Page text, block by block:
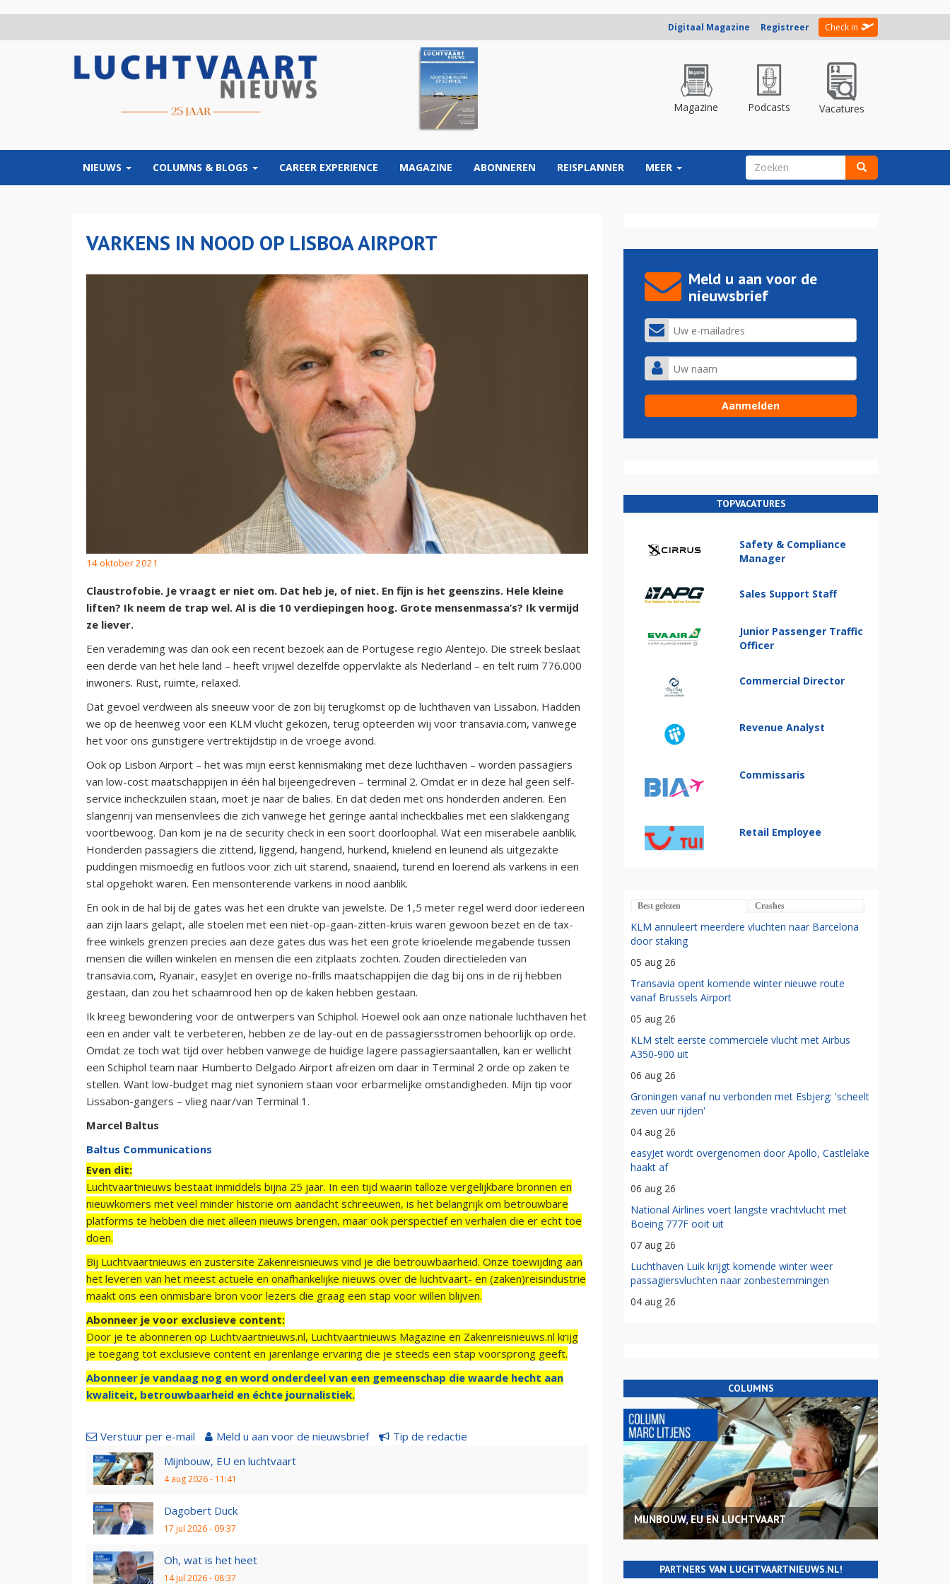
Digitaal Magazine Registreer Check in
Magazine Podcasts Vacatures
NIEUWS COLUMNS & BLOGS CAREER EXPERIENCE MAGAZINE ABONNEREN REISPLANNER MEER ZOEKVELD
VARKENS IN NOOD OP LISBOA AIRPORT
14 oktober 2021
Claustrofobie. Je vraagt er niet om. Dat heb je, of niet. En fijn is het geenszins. Hele kleine
liften? Ik neem de trap wel. Al is die 10 verdiepingen hoog. Grote mensenmassa’s? Ik vermijd
ze liever.
Een verademing was dan ook een recent bezoek aan de Portugese regio Alentejo. Die streek beslaat
een derde van het hele land – heeft vrijwel dezelfde oppervlakte als Nederland – en telt ruim 776.000
inwoners. Rust, ruimte, relaxed.
Dat gevoel verdween als sneeuw voor de zon bij terugkomst op de luchthaven van Lissabon. Hadden
we op de heenweg voor een KLM vlucht gekozen, terug opteerden wij voor transavia.com, vanwege
het voor ons gunstigere vertrektijdstip in de vroege avond.
Ook op Lisbon Airport – het was mijn eerst kennismaking met deze luchthaven – worden passagiers
van low-cost maatschappijen in één hal bijeengedreven – terminal 2. Omdat er in deze hal geen self-
service incheckzuilen staan, moet je naar de balies. En dat deden met ons honderden anderen. Een
slangenrij van mensenvlees die zich vanwege het geringe aantal incheckbalies met een slakkengang
voortbewoog. Dan kom je na de security check in een soort doorloophal. Wat een miserabele aanblik.
Honderden passagiers die zittend, liggend, hangend, hurkend, knielend en leunend als uitgezakte
puddingen mismoedig en futloos voor zich uit starend, snaaiend, turend en loerend als varkens in een
stal opgehokt waren. Een mensonterende varkens in nood aanblik.
En ook in de hal bij de gates was het een drukte van jewelste. De 1,5 meter regel werd door iedereen
aan zijn laars gelapt, alle stoelen met een niet-op-gaan-zitten-kruis waren gewoon bezet en de tax-
free winkels grenzen precies aan deze gates dus was het een grote krioelende megabende tussen
mensen die willen winkelen en mensen die een zitplaats zochten. Zouden directieleden van
transavia.com, Ryanair, easyJet en overige no-frills maatschappijen die dag bij ons in de rij hebben
gestaan, dan zou het schaamrood hen op de kaken hebben gestaan.
Ik kreeg bewondering voor de ontwerpers van Schiphol. Hoewel ook aan onze nationale luchthaven het
een en ander valt te verbeteren, hebben ze de lay-out en de passagiersstromen behoorlijk op orde.
Omdat ze toch wat tijd over hebben vanwege de huidige lagere passagiersaantallen, kan er wellicht
een Schiphol team naar Humberto Delgado Airport afreizen om daar in Terminal 2 orde op zaken te
stellen. Want low-budget mag niet synoniem staan voor erbarmelijke omstandigheden. Mijn tip voor
Lissabon-gangers – vlieg naar/van Terminal 1.
Marcel Baltus
Baltus Communications
Even dit:
Luchtvaartnieuws bestaat inmiddels bijna 25 jaar. In een tijd waarin talloze vergelijkbare bronnen en
nieuwkomers met veel minder historie om aandacht schreeuwen, is het belangrijk om betrouwbare
platforms te hebben die niet alleen nieuws brengen, maar ook perspectief en verhalen die er echt toe
doen.
Bij Luchtvaartnieuws en zustersite Zakenreisnieuws vind je die betrouwbaarheid. Onze toewijding aan
het leveren van het meest actuele en onafhankelijke nieuws over de luchtvaart- en (zaken)reisindustrie
maakt ons een onmisbare bron voor lezers die graag een stap voor willen blijven.
Abonneer je voor exclusieve content:
Door je te abonneren op Luchtvaartnieuws.nl, Luchtvaartnieuws Magazine en Zakenreisnieuws.nl krijg
je toegang tot exclusieve content en jarenlange ervaring die je steeds een stap voorsprong geeft.
Abonneer je vandaag nog en word onderdeel van een gemeenschap die waarde hecht aan
kwaliteit, betrouwbaarheid en échte journalistiek.
Verstuur per e-mail Meld u aan voor de nieuwsbrief
Tip de redactie
Mijnbouw, EU en luchtvaart
4 aug 2026 - 11:41
Dagobert Duck
17 jul 2026 - 09:37
Oh, wat is het heet
14 jul 2026 - 08:37
Meld u aan voor de
nieuwsbrief
TOPVACATURES
Safety & Compliance
Manager
Sales Support Staff
Junior Passenger Traffic
Officer
Commercial Director
Revenue Analyst
Commissaris
Retail Employee
Best gelezen Crashes
KLM annuleert meerdere vluchten naar Barcelona
door staking
05 aug 26
Transavia opent komende winter nieuwe route
vanaf Brussels Airport
05 aug 26
KLM stelt eerste commerciële vlucht met Airbus
A350-900 uit
06 aug 26
Groningen vanaf nu verbonden met Esbjerg: 'scheelt
zeven uur rijden'
04 aug 26
easyJet wordt overgenomen door Apollo, Castlelake
haakt af
06 aug 26
National Airlines voert langste vrachtvlucht met
Boeing 777F ooit uit
07 aug 26
Luchthaven Luik krijgt komende winter weer
passagiersvluchten naar zonbestemmingen
04 aug 26
COLUMNS
MIJNBOUW, EU EN LUCHTVAART
PARTNERS VAN LUCHTVAARTNIEUWS.NL!